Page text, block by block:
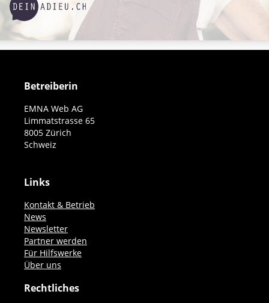
Betreiberin
EMNA Web AG
Limmatstrasse 65
8005 Zürich
Schweiz
Links
Kontakt & Betrieb
News
Newsletter
Partner werden
Für Hilfswerke
Über uns
Rechtliches